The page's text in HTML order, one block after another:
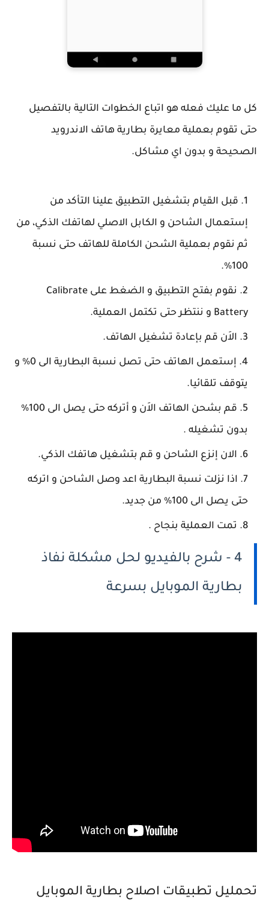
كل ما عليك فعله هو اتباع الخطوات التالية بالتفصيل
حتى تقوم بعملية معايرة بطارية هاتف الاندرويد
الصحيحة و بدون اي مشاكل.
قبل القيام بتشغيل التطبيق علينا التأكد من
إستعمال الشاحن و الكابل الاصلي لهاتفك الذكي، من
ثم نقوم بعملية الشحن الكاملة للهاتف حتى نسبة
100%.
نقوم بفتح التطبيق و الضغط على Calibrate
Battery و ننتظر حتى تكتمل العملية.
الاَن قم بإعادة تشغيل الهاتف.
إستعمل الهاتف حتى تصل نسبة البطارية الى 0% و
يتوقف تلقائيا.
قم بشحن الهاتف الاَن و أتركه حتى يصل الى 100%
بدون تشغيله .
الان إنزع الشاحن و قم بتشغيل هاتفك الذكي.
اذا نزلت نسبة البطارية اعد وصل الشاحن و اتركه
حتى يصل الى 100% من جديد.
تمت العملية بنجاح .
4 - شرح بالفيديو لحل مشكلة نفاذ
بطارية الموبايل بسرعة
تحمليل تطبيقات اصلاح بطارية الموبايل